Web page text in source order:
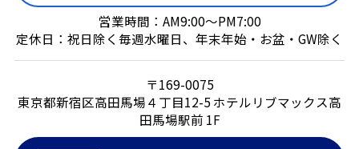
営業時間：AM9:00～PM7:00
定休日：祝日除く毎週水曜日、年末年始・お盆・GW除く
〒169-0075
東京都新宿区高田馬場４丁目12-5 ホテルリブマックス高
田馬場駅前 1F